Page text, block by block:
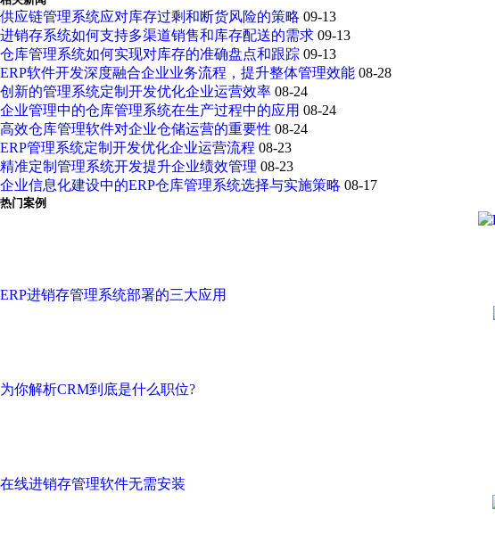
供应链管理系统应对库存过剩和断货风险的策略 09-13
进销存系统如何支持多渠道销售和库存配送的需求 09-13
仓库管理系统如何实现对库存的准确盘点和跟踪 09-13
ERP软件开发深度融合企业业务流程，提升整体管理效能 08-28
创新的管理系统定制开发优化企业运营效率 08-24
企业管理中的仓库管理系统在生产过程中的应用 08-24
高效仓库管理软件对企业仓储运营的重要性 08-24
ERP管理系统定制开发优化企业运营流程 08-23
精准定制管理系统开发提升企业绩效管理 08-23
企业信息化建设中的ERP仓库管理系统选择与实施策略 08-17
热门案例
ERP进销存管理系统部署的三大应用
为你解析CRM到底是什么职位?
在线进销存管理软件无需安装